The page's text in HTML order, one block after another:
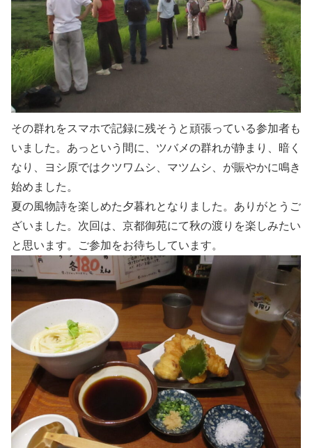
その群れをスマホで記録に残そうと頑張っている参加者も
いました。あっという間に、ツバメの群れが静まり、暗く
なり、ヨシ原ではクツワムシ、マツムシ、が賑やかに鳴き
始めました。
夏の風物詩を楽しめた夕暮れとなりました。ありがとうご
ざいました。次回は、京都御苑にて秋の渡りを楽しみたい
と思います。ご参加をお待ちしています。